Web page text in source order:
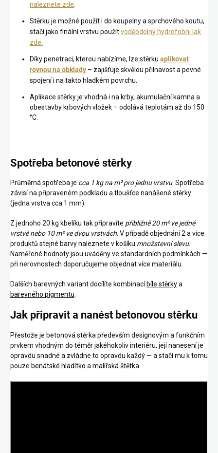
naleznete zde
Stěrku je možné použít i do koupelny a sprchového koutu,
stačí jako finální vrstvu použítvoděodolný hydrofobní lak
zde.
Díky penetraci, kterou nabízíme, lze stěrku aplikovat
rovnou na obklady – zajišťuje skvělou přilnavost a pevné
spojení i na takto hladkém povrchu.
Aplikace stěrky je vhodná i na krby, akumulační kamna a
obestavby krbových vložek – odolává teplotám až do 150
°C.
Spotřeba betonové stěrky
Průměrná spotřeba je cca 1 kg na m² pro jednu vrstvu. Spotřeba
závisí na připraveném podkladu a tloušťce nanášené stěrky
(jedna vrstva cca 1 mm).
Z jednoho 20 kg kbelíku tak připravíte přibližně 20 m² ve jedné
vrstvě nebo 10 m² ve dvou vrstvách. V případě objednání 2 a více
produktů stejné barvy naleznete v košíku množstevní slevu.
Naměřené hodnoty jsou uváděny ve standardních podmínkách —
při nerovnostech doporučujeme objednat více materiálu.
Dalších barevných variant docílíte kombinací bíle stěrkya
barevného pigmentu.
Jak připravit a nanést betonovou stěrku
Přestože je betonová stěrka především designovým a funkčním
prvkem vhodným do téměr jakéhokoliv interiéru, její nanesení je
opravdu snadné a zvládne to opravdu každý — a stačí mu k tomu
pouze benátské hladítko a malířská štětka